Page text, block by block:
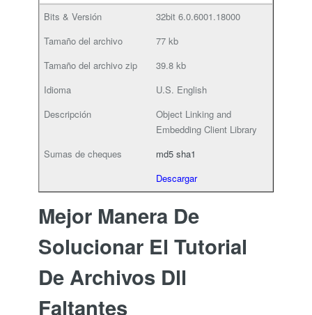
32bit 6.0.6001.18000
77 kb
39.8 kb
U.S. English
Object Linking and
Embedding Client Library
md5 sha1
Descargar
Mejor Manera De
Solucionar El Tutorial
De Archivos Dll
Faltantes